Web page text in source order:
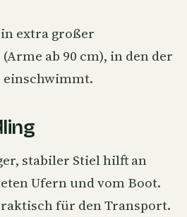
extra großer
ab 90 cm), in den der
einschwimmt.
stabiler Stiel hilft an
Ufern und vom Boot.
für den Transport.